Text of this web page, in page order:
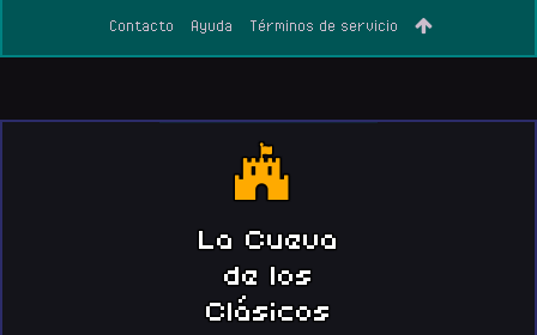
Contacto Ayuda Términos de servicio
La Cueva
de los
Clásicos